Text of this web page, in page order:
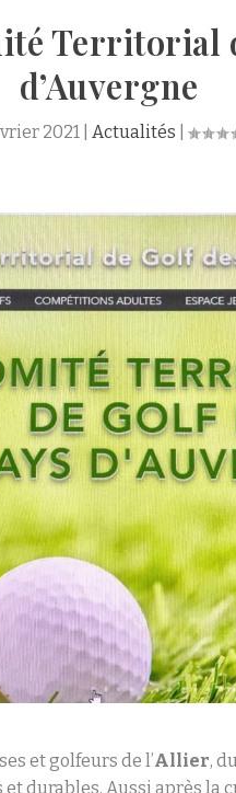
Territorial
d’Auvergne
2021 |Actualités |
et golfeurs de l’Allier, du
durables. Aussi après la